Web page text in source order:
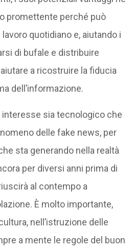
promettente perché può
quotidiano e, aiutando i
di bufale e distribuire
a ricostruire la fiducia
dell’informazione.
interesse sia tecnologico che
delle fake news, per
sta generando nella realtà
per diversi anni prima di
al contempo a
È molto importante,
nell’istruzione delle
a mente le regole del buon